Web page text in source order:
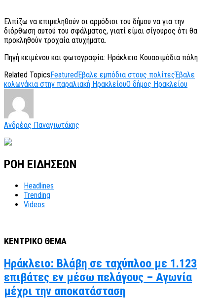
Ελπίζω να επιμεληθούν οι αρμόδιοι του δήμου να για την
διόρθωση αυτού του σφάλματος, γιατί είμαι σίγουρος ότι θα
προκληθούν τροχαία ατυχήματα.
Πηγή κειμένου και φωτογραφία: Ηράκλειο Κουασιμόδια πόλη
Related Topics FeaturedΈβαλε εμπόδια στους πολίτεςΈβαλε
κολωνάκια στην παραλιακή ΗρακλείουΟ δήμος Ηρακλείου
Ανδρέας Παναγιωτάκης
ΡΟΗ ΕΙΔΗΣΕΩΝ
Headlines
Trending
Videos
ΚΕΝΤΡΙΚΟ ΘΕΜΑ
Ηράκλειο: Βλάβη σε ταχύπλοο με 1.123
επιβάτες εν μέσω πελάγους – Αγωνία
μέχρι την αποκατάσταση